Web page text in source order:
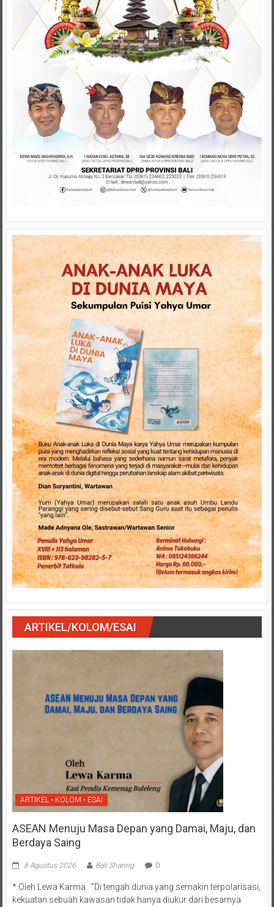
ARTIKEL/KOLOM/ESAI
ARTIKEL • KOLOM • ESAI
ASEAN Menuju Masa Depan yang Damai, Maju, dan
Berdaya Saing
8 Agustus 2026 Bali Sharing 0
* Oleh Lewa Karma “Di tengah dunia yang semakin terpolarisasi,
kekuatan sebuah kawasan tidak hanya diukur dari besarnya